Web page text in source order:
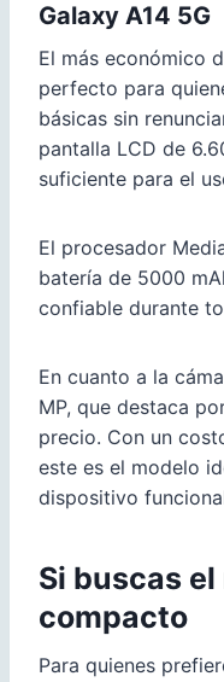
Galaxy A14 5G
El más económico
perfecto para
básicas sin
pantalla LCD de
suficiente para el
El procesador
batería de 5000
confiable durante
En cuanto a la
MP, que destaca
precio. Con un
este es el modelo
dispositivo
Si buscas
compacto
Para quienes